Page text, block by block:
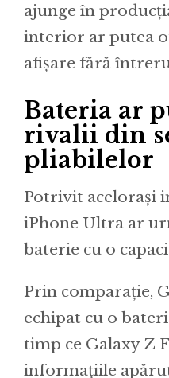
ajunge în
interior ar putea
afișare fără
Bateria ar
rivalii din
pliabilelor
Potrivit acelorași
iPhone Ultra ar
baterie cu o
Prin comparație,
echipat cu o
timp ce Galaxy Z
informațiile